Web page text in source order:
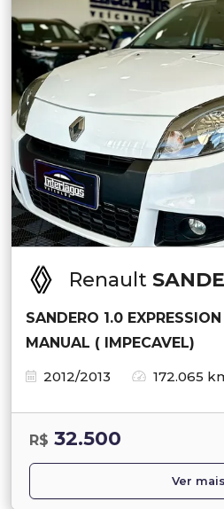
Renault
SANDERO 1.0
MANUAL ( IMPECAVEL)
2012/2013
172.065
R$ 32.500
Ver mais